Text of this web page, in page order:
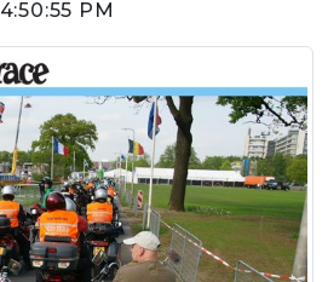
4:50:55 PM